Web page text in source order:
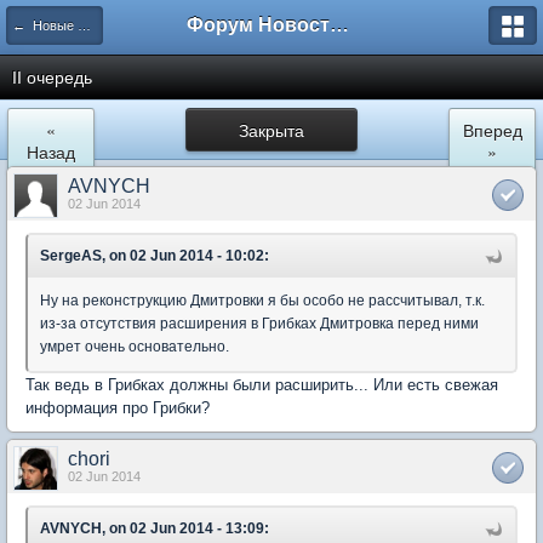
← Новые Водники Форум Новостройки
II очередь
Закрыта
«
Назад
Вперед
»
AVNYCH
02 Jun 2014
SergeAS, on 02 Jun 2014 - 10:02:
Ну на реконструкцию Дмитровки я бы особо не рассчитывал, т.к.
из-за отсутствия расширения в Грибках Дмитровка перед ними
умрет очень основательно.
Так ведь в Грибках должны были расширить... Или есть свежая
информация про Грибки?
chori
02 Jun 2014
AVNYCH, on 02 Jun 2014 - 13:09: